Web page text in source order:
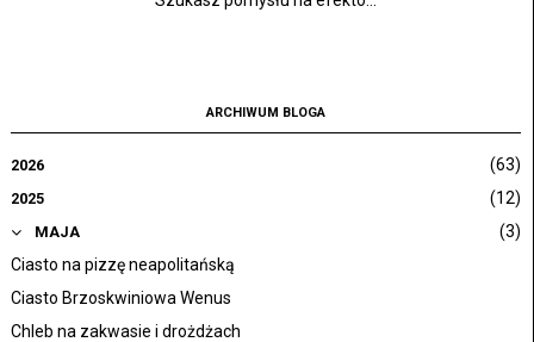
ARCHIWUM BLOGA
2026 (63)
2025 (12)
MAJA
(3)
Ciasto na pizzę neapolitańską
Ciasto Brzoskwiniowa Wenus
Chleb na zakwasie i drożdżach